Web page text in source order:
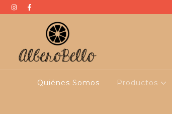
Quiénes Somos Productos